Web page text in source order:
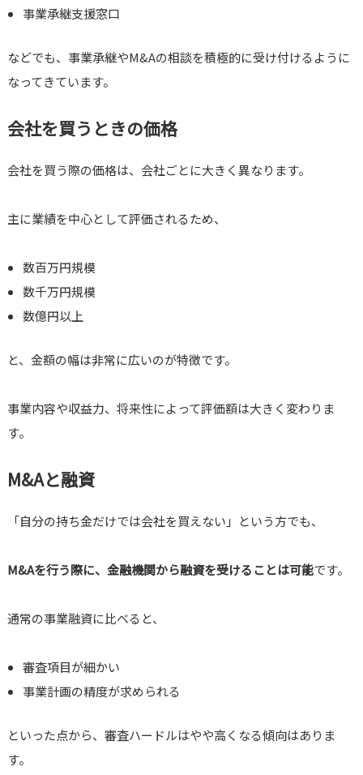
事業承継支援窓口
などでも、事業承継やM&Aの相談を積極的に受け付けるように
なってきています。
会社を買うときの価格
会社を買う際の価格は、会社ごとに大きく異なります。
主に業績を中心として評価されるため、
数百万円規模
数千万円規模
数億円以上
と、金額の幅は非常に広いのが特徴です。
事業内容や収益力、将来性によって評価額は大きく変わりま
す。
M&Aと融資
「自分の持ち金だけでは会社を買えない」という方でも、
M&Aを行う際に、金融機関から融資を受けることは可能です。
通常の事業融資に比べると、
審査項目が細かい
事業計画の精度が求められる
といった点から、審査ハードルはやや高くなる傾向はありま
す。